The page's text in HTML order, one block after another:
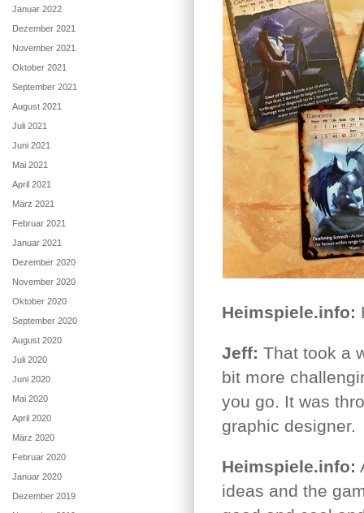
Heimspiele.info:
Jeff: That took a
bit more
you go. It was
graphic designer.
Heimspiele.info:
ideas and the
Januar 2022
Dezember 2021
November 2021
Oktober 2021
September 2021
August 2021
Juli 2021
Juni 2021
Mai 2021
April 2021
März 2021
Februar 2021
Januar 2021
Dezember 2020
November 2020
Oktober 2020
September 2020
August 2020
Juli 2020
Juni 2020
Mai 2020
April 2020
März 2020
Februar 2020
Januar 2020
Dezember 2019